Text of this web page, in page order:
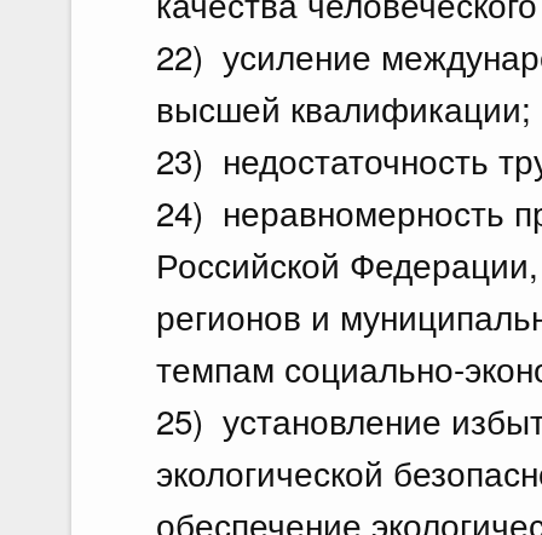
22) усиление
высшей квалификации;
23) недостаточность
24) неравномерность
Российской
регионов и
темпам социально-
25) установление
экологической
обеспечение